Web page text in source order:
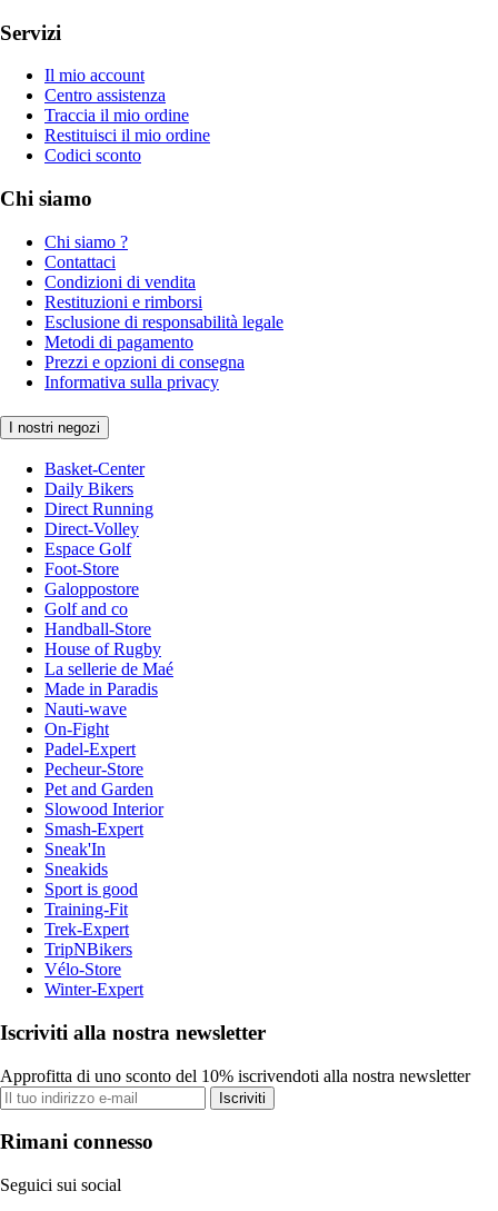
Servizi
Il mio account
Centro assistenza
Traccia il mio ordine
Restituisci il mio ordine
Codici sconto
Chi siamo
Chi siamo ?
Contattaci
Condizioni di vendita
Restituzioni e rimborsi
Esclusione di responsabilità legale
Metodi di pagamento
Prezzi e opzioni di consegna
Informativa sulla privacy
I nostri negozi
Basket-Center
Daily Bikers
Direct Running
Direct-Volley
Espace Golf
Foot-Store
Galoppostore
Golf and co
Handball-Store
House of Rugby
La sellerie de Maé
Made in Paradis
Nauti-wave
On-Fight
Padel-Expert
Pecheur-Store
Pet and Garden
Slowood Interior
Smash-Expert
Sneak'In
Sneakids
Sport is good
Training-Fit
Trek-Expert
TripNBikers
Vélo-Store
Winter-Expert
Iscriviti alla nostra newsletter
Approfitta di uno sconto del 10% iscrivendoti alla nostra newsletter
Iscriviti
Rimani connesso
Seguici sui social